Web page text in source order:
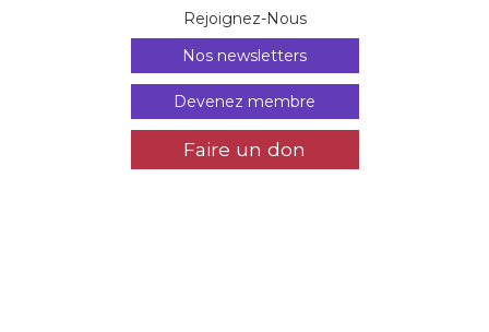
Rejoignez-Nous
Nos newsletters
Devenez membre
Faire un don